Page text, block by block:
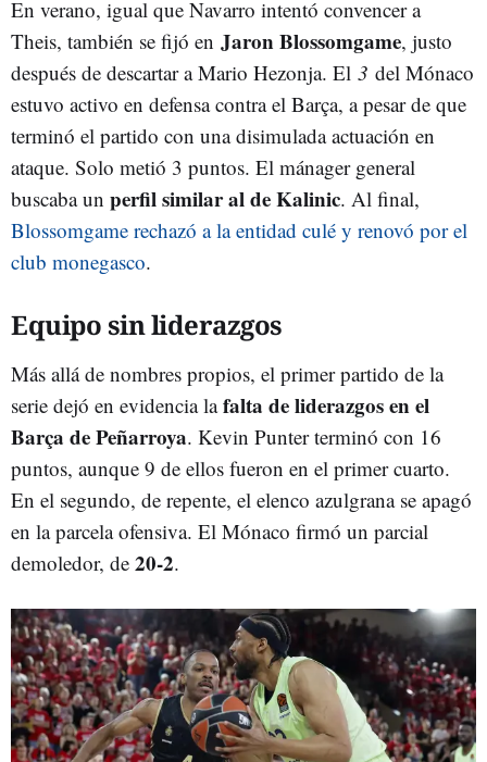
En verano, igual que Navarro intentó convencer a
Theis, también se fijó en Jaron Blossomgame, justo
después de descartar a Mario Hezonja. El 3 del Mónaco
estuvo activo en defensa contra el Barça, a pesar de que
terminó el partido con una disimulada actuación en
ataque. Solo metió 3 puntos. El mánager general
buscaba un perfil similar al de Kalinic. Al final,
Blossomgame rechazó a la entidad culé y renovó por el
club monegasco.
Equipo sin liderazgos
Más allá de nombres propios, el primer partido de la
serie dejó en evidencia lafalta de liderazgos en el
Barça de Peñarroya. Kevin Punter terminó con 16
puntos, aunque 9 de ellos fueron en el primer cuarto.
En el segundo, de repente, el elenco azulgrana se apagó
en la parcela ofensiva. El Mónaco firmó un parcial
demoledor, de 20-2.